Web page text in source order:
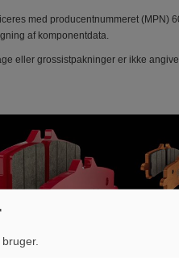
med producentnummeret (MPN)
af komponentdata.
eller grossistpakninger er ikke